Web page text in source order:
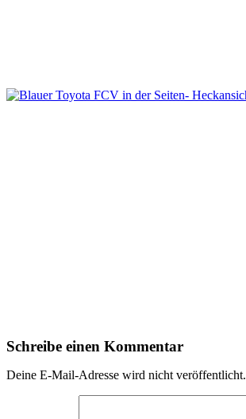
Schreibe einen Kommentar
Deine E-Mail-Adresse wird nicht veröffentlicht.